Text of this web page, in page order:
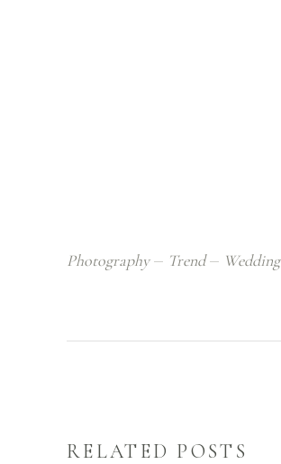
Photography Trend Wedding
RELATED POSTS